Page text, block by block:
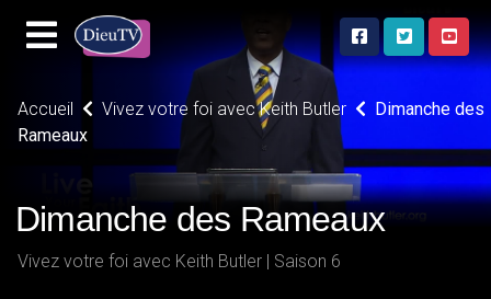
Accueil Vivez votre foi avec Keith Butler
Dimanche des
Rameaux
Dimanche des Rameaux
Vivez votre foi avec Keith Butler | Saison 6